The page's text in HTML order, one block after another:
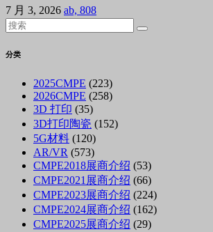
7 月 3, 2026 ab, 808
分类
2025CMPE (223)
2026CMPE (258)
3D 打印 (35)
3D打印陶瓷 (152)
5G材料 (120)
AR/VR (573)
CMPE2018展商介绍 (53)
CMPE2021展商介绍 (66)
CMPE2023展商介绍 (224)
CMPE2024展商介绍 (162)
CMPE2025展商介绍 (29)